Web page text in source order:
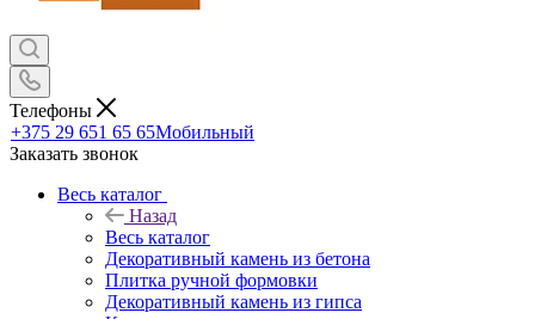
Телефоны
+375 29 651 65 65Мобильный
Заказать звонок
Весь каталог
Назад
Весь каталог
Декоративный камень из бетона
Плитка ручной формовки
Декоративный камень из гипса